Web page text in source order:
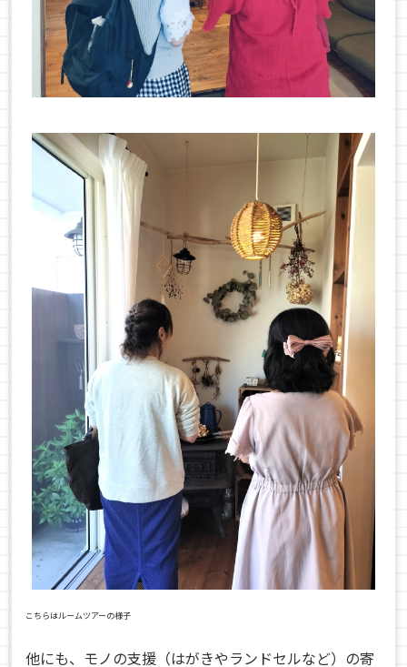
こちらはルームツアーの様子
他にも、モノの支援（はがきやランドセルなど）の寄